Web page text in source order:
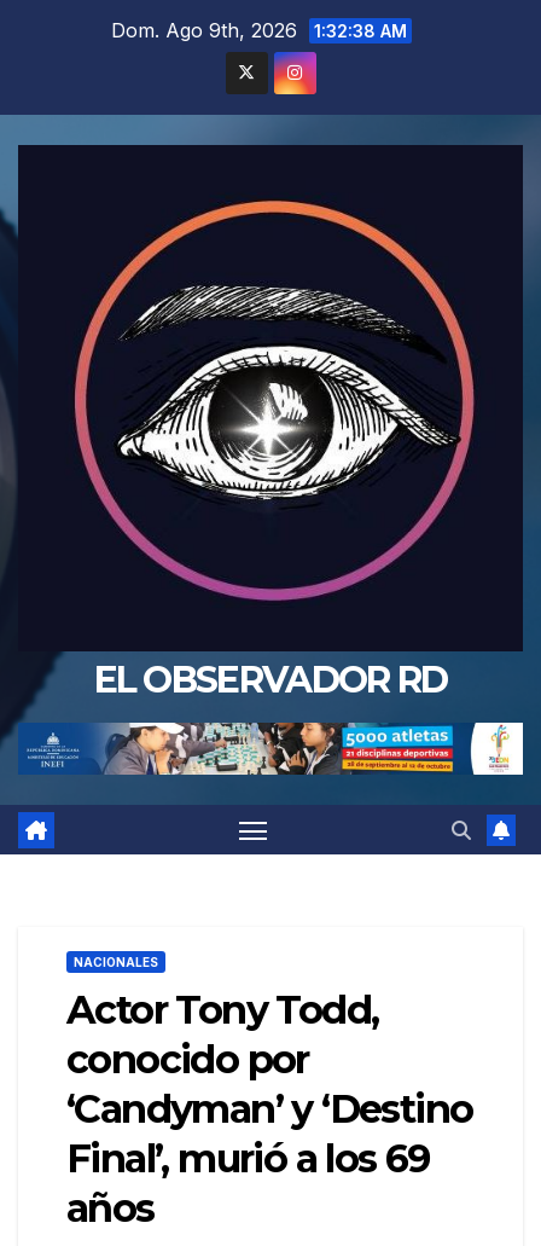
Dom. Ago 9th, 2026 1:32:39 AM
EL OBSERVADOR RD
NACIONALES
Actor Tony Todd,
conocido por
‘Candyman’ y ‘Destino
Final’, murió a los 69
años